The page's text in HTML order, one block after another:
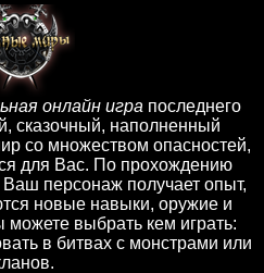
онлайн игра последнего
сказочный, наполненный
со множеством опасностей,
для Вас. По прохождению
Ваш персонаж получает опыт,
новые навыки, оружие и
можете выбрать кем играть:
в битвах с монстрами или